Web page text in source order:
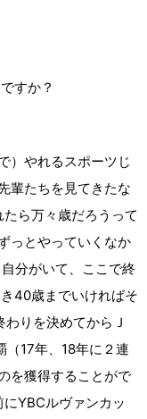
すか？
）やれるスポーツじ
輩たちを見てきたな
ら万々歳だろうって
っとやっていくなか
分がいて、ここで終
40歳までいければそ
りを決めてからＪ
（17年、18年に２連
を獲得することがで
YBCルヴァンカッ